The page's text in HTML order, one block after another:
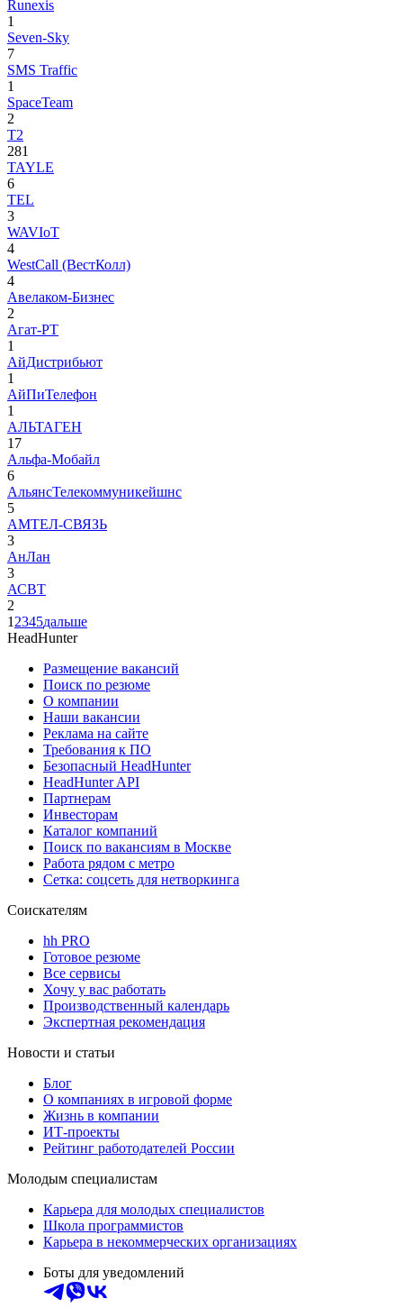
Runexis
1
Seven-Sky
7
SMS Traffic
1
SpaceTeam
2
T2
281
TAYLE
6
TEL
3
WAVIoT
4
WestCall (ВестКолл)
4
Авелаком-Бизнес
2
Агат-РТ
1
АйДистрибьют
1
АйПиТелефон
1
АЛЬТАГЕН
17
Альфа-Мобайл
6
АльянсТелекоммуникейшнс
5
АМТЕЛ-СВЯЗЬ
3
АнЛан
3
АСВТ
2
1 2345дальше
HeadHunter
Размещение вакансий
Поиск по резюме
О компании
Наши вакансии
Реклама на сайте
Требования к ПО
Безопасный HeadHunter
HeadHunter API
Партнерам
Инвесторам
Каталог компаний
Поиск по вакансиям в Москве
Работа рядом с метро
Сетка: соцсеть для нетворкинга
Соискателям
hh PRO
Готовое резюме
Все сервисы
Хочу у вас работать
Производственный календарь
Экспертная рекомендация
Новости и статьи
Блог
О компаниях в игровой форме
Жизнь в компании
ИТ-проекты
Рейтинг работодателей России
Молодым специалистам
Карьера для молодых специалистов
Школа программистов
Карьера в некоммерческих организациях
Боты для уведомлений